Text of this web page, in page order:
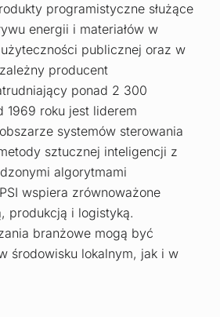
programistyczne służące
energii i materiałów w
publicznej oraz w
producent
ponad 2 300
1969 roku jest liderem
systemów sterowania
sztucznej inteligencji z
algorytmami
wspiera zrównoważone
produkcją i logistyką.
branżowe mogą być
środowisku lokalnym, jak i w